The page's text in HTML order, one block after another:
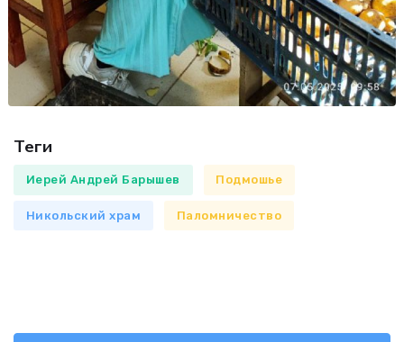
Теги
Иерей Андрей Барышев Подмошье
Никольский храм Паломничество